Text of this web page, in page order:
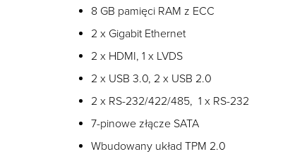
8 GB pamięci RAM z ECC
2 x Gigabit Ethernet
2 x HDMI, 1 x LVDS
2 x USB 3.0, 2 x USB 2.0
2 x RS-232/422/485, 1 x RS-232
7-pinowe złącze SATA
Wbudowany układ TPM 2.0